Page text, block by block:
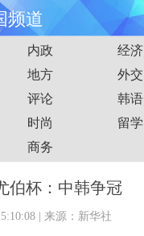
频道
时政 国际
体育 人事
思客
台湾 华人
能源
内政 经济
地方 外交
评论 韩语
时尚 留学
商务
杯：中韩争冠
| 来源：新华社